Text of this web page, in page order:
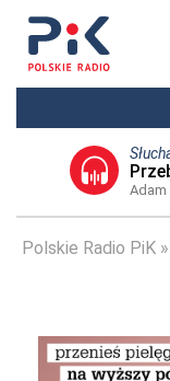
Polskie Radio PiK